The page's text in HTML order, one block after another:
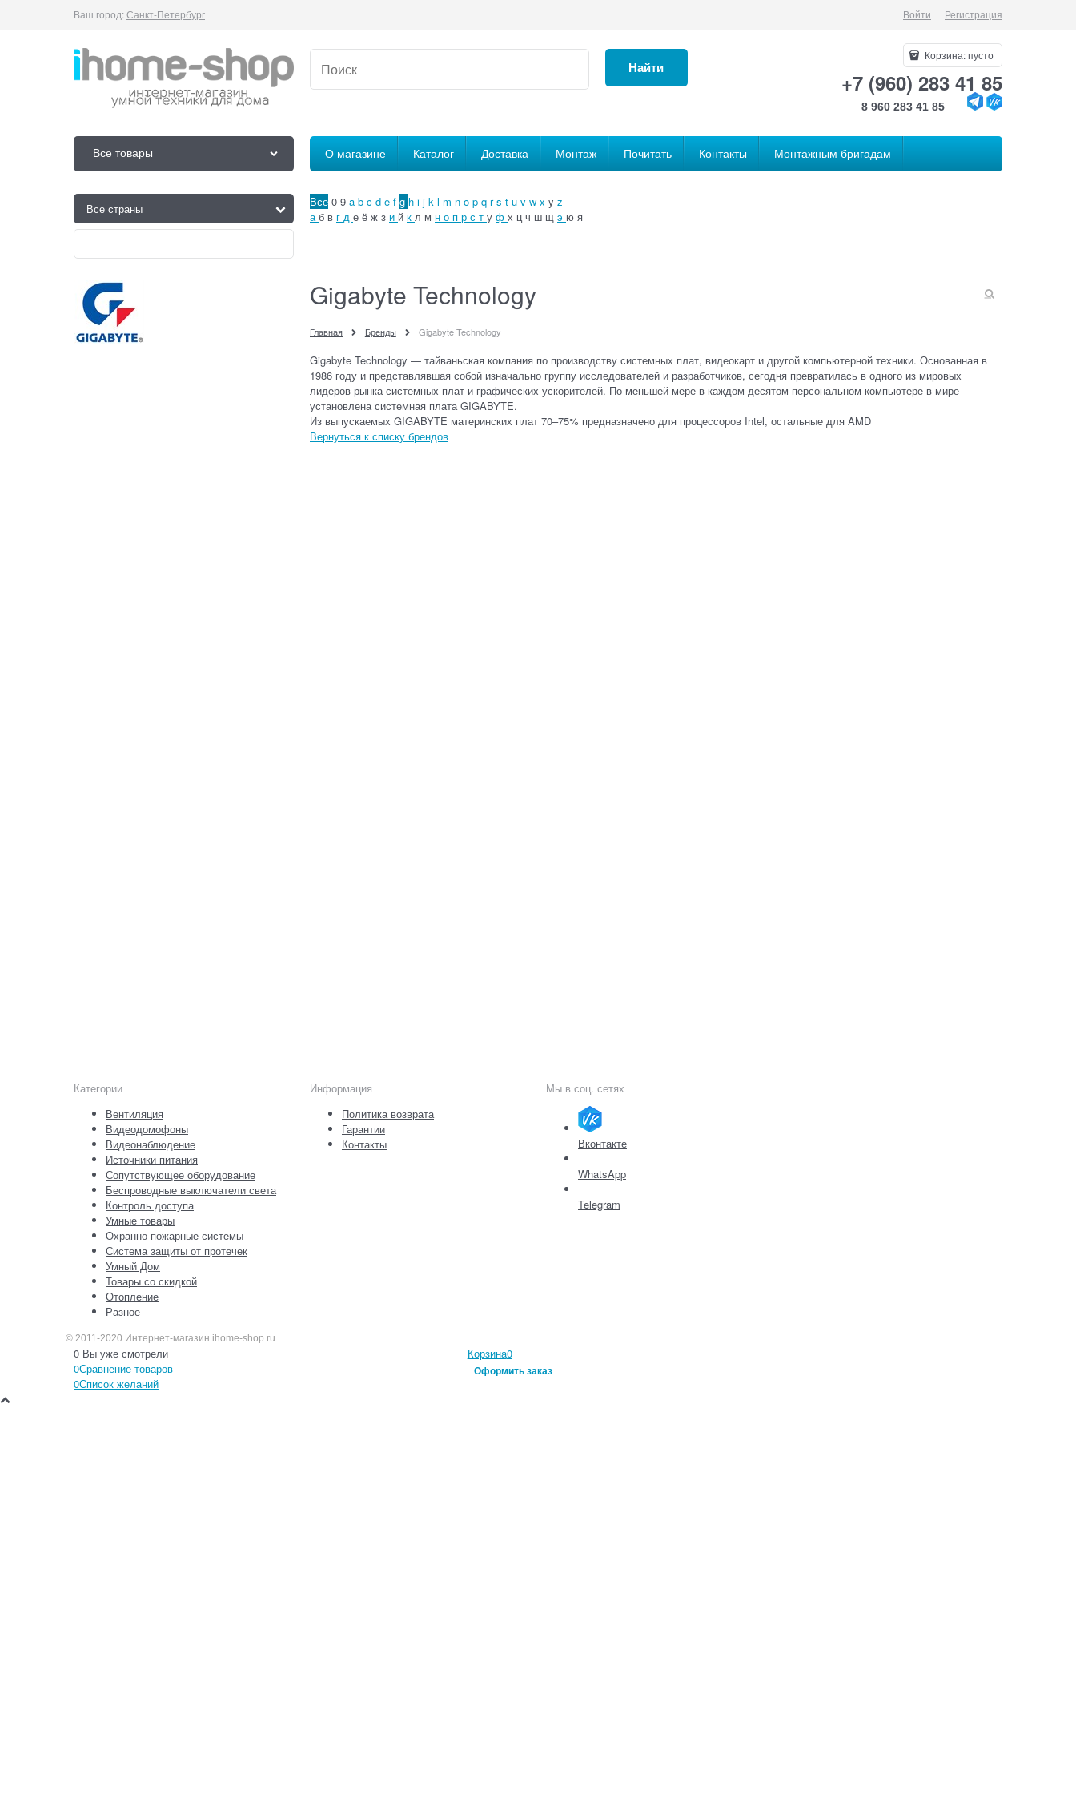
Ваш город:Санкт-Петербург Войти Регистрация
Найти
Корзина:пусто
+7 (960) 283 41 85
8 960 283 41 85
Все товары О магазине Каталог Доставка Монтаж Почитать Контакты Монтажным бригадам
Все 0-9 a b c d e f g h i j k l m n o p q rs t u v w x y z
аб в г д е ё ж з и й к л м н о п р с т у ф х ц ч ш щ э ю я
Gigabyte Technology
Главная Бренды Gigabyte Technology
Gigabyte Technology — тайваньская компания по производству системных плат, видеокарт и другой компьютерной техники. Основанная в
1986 году и представлявшая собой изначально группу исследователей и разработчиков, сегодня превратилась в одного из мировых
лидеров рынка системных плат и графических ускорителей. По меньшей мере в каждом десятом персональном компьютере в мире
установлена системная плата GIGABYTE.
Из выпускаемых GIGABYTE материнских плат 70–75% предназначено для процессоров Intel, остальные для AMD
Вернуться к списку брендов
Категории
Вентиляция
Видеодомофоны
Видеонаблюдение
Источники питания
Сопутствующее оборудование
Беспроводные выключатели света
Контроль доступа
Умные товары
Охранно-пожарные системы
Система защиты от протечек
Умный Дом
Товары со скидкой
Отопление
Разное
Информация
Политика возврата
Гарантии
Контакты
Мы в соц. сетях
Вконтакте
WhatsApp
Telegram
© 2011-2020 Интернет-магазин ihome-shop.ru
0 Вы уже смотрели
0Сравнение товаров
0Список желаний
Корзина0
Оформить заказ